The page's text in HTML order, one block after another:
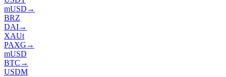
mUSD →
BRZ
DAI→
XAUt
PAXG →
mUSD
BTC →
USDM